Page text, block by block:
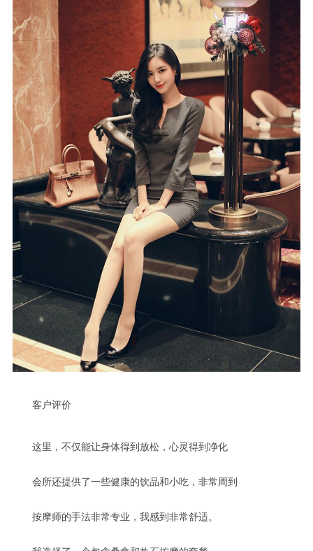
客户评价
这里，不仅能让身体得到放松，心灵得到净化
会所还提供了一些健康的饮品和小吃，非常周到
按摩师的手法非常专业，我感到非常舒适。